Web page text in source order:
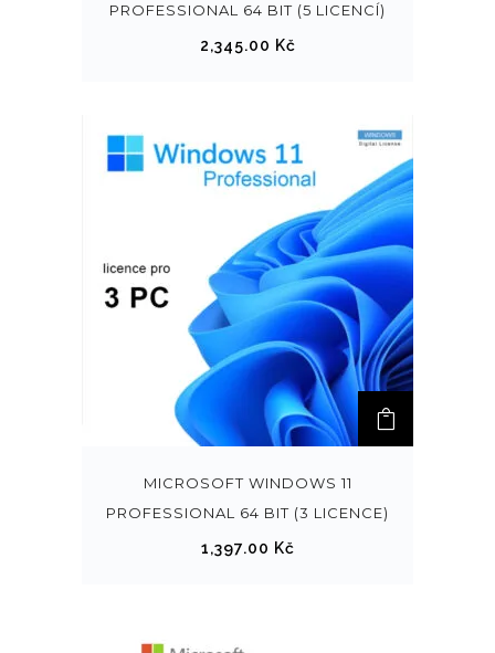
PROFESSIONAL 64 BIT (5 LICENCÍ)
2,345.00 Kč
MICROSOFT WINDOWS 11
PROFESSIONAL 64 BIT (3 LICENCE)
1,397.00 Kč